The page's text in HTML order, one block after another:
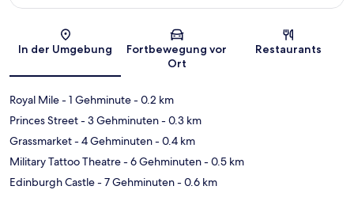
Karte
In der Umgebung
Fortbewegung vor
Ort
Restaurants
Royal Mile- 1 Gehminute- 0.2 km
Princes Street- 3 Gehminuten- 0.3 km
Grassmarket- 4 Gehminuten- 0.4 km
Military Tattoo Theatre- 6 Gehminuten- 0.5 km
Edinburgh Castle- 7 Gehminuten- 0.6 km